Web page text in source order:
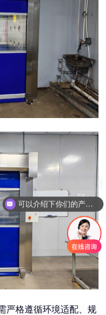
严格遵循环境适配、规
可以介绍下你们的产品么
现在有优惠活动吗